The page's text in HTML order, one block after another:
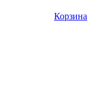
Корзина